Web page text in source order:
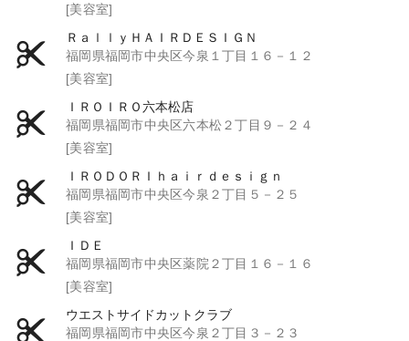
[美容室]
ＲａｌｌｙＨＡＩＲＤＥＳＩＧＮ
福岡県福岡市中央区今泉１丁目１６－１２
[美容室]
ＩＲＯＩＲＯ六本松店
福岡県福岡市中央区六本松２丁目９－２４
[美容室]
ＩＲＯＤＯＲＩｈａｉｒｄｅｓｉｇｎ
福岡県福岡市中央区今泉２丁目５－２５
[美容室]
ＩＤＥ
福岡県福岡市中央区薬院２丁目１６－１６
[美容室]
ウエストサイドカットクラブ
福岡県福岡市中央区今泉２丁目３－２３